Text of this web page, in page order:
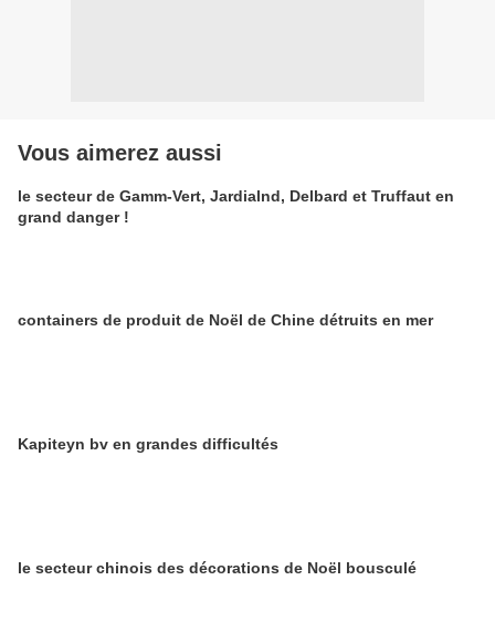
Vous aimerez aussi
le secteur de Gamm-Vert, Jardialnd, Delbard et Truffaut en
grand danger !
containers de produit de Noël de Chine détruits en mer
Kapiteyn bv en grandes difficultés
le secteur chinois des décorations de Noël bousculé